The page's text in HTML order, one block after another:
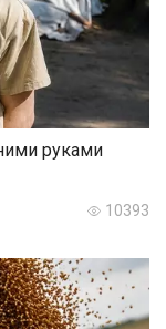
руками
10393